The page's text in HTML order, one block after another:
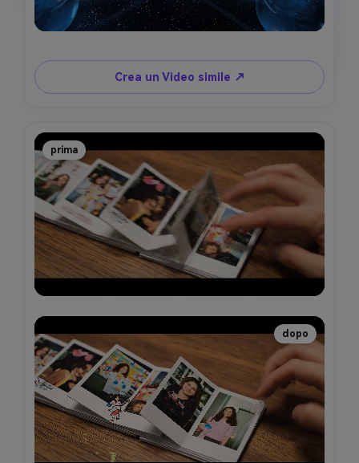
Crea un Video simile ↗
prima
dopo